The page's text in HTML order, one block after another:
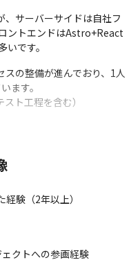
、サーバーサイドは自社フ
ントエンドはAstro+React
です。
スの整備が進んでおり、1人
ます。
ト工程を含む）
験（2年以上）
クトへの参画経験